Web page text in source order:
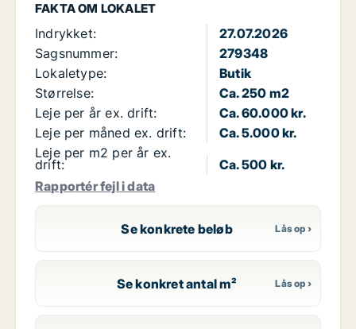
FAKTA OM LOKALET
Indrykket:
27.07.2026
Sagsnummer:
279348
Lokaletype:
Butik
Størrelse:
Ca. 250 m2
Leje per år ex. drift:
Ca. 60.000 kr.
Leje per måned ex. drift:
Ca. 5.000 kr.
Leje per m2 per år ex.
drift:
Ca. 500 kr.
Rapportér fejl i data
Se konkrete beløb
Se konkret antal m²